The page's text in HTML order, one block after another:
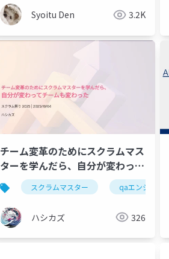
Syoitu Den 3.2K
チーム変革のためにスクラムマス
ターを学んだら、自分が変わって
チームも変わった
スクラムマスター qaエンジニア
ハシカズ 326